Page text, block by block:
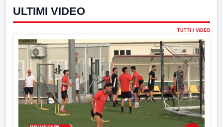
ULTIMI VIDEO
TUTTI I VIDEO